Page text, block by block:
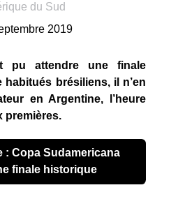
du Sud
2019
pu attendre une finale
habitués brésiliens, il n’en
en Argentine, l’heure
premières.
: Copa Sudamericana
finale historique